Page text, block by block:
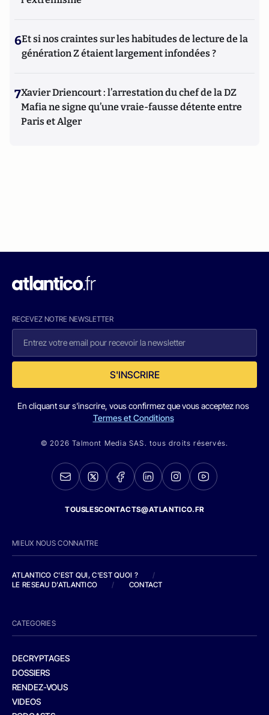
6Et si nos craintes sur les habitudes de lecture de la
génération Z étaient largement infondées ?
7Xavier Driencourt : l’arrestation du chef de la DZ
Mafia ne signe qu’une vraie-fausse détente entre
Paris et Alger
RECEVEZ NOTRE NEWSLETTER
S'INSCRIRE
En cliquant sur s'inscrire, vous confirmez que vous acceptez nos
Termes et Conditions
© 2026 Talmont Media SAS. tous droits réservés.
TOUSLESCONTACTS@ATLANTICO.FR
MIEUX NOUS CONNAITRE
ATLANTICO C'EST QUI, C'EST QUOI ?
/
LE RESEAU D'ATLANTICO
/ CONTACT
CATEGORIES
DECRYPTAGES
DOSSIERS
RENDEZ-VOUS
VIDEOS